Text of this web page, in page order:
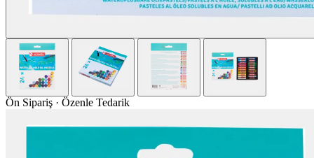
Ön Sipariş · Özenle Tedarik